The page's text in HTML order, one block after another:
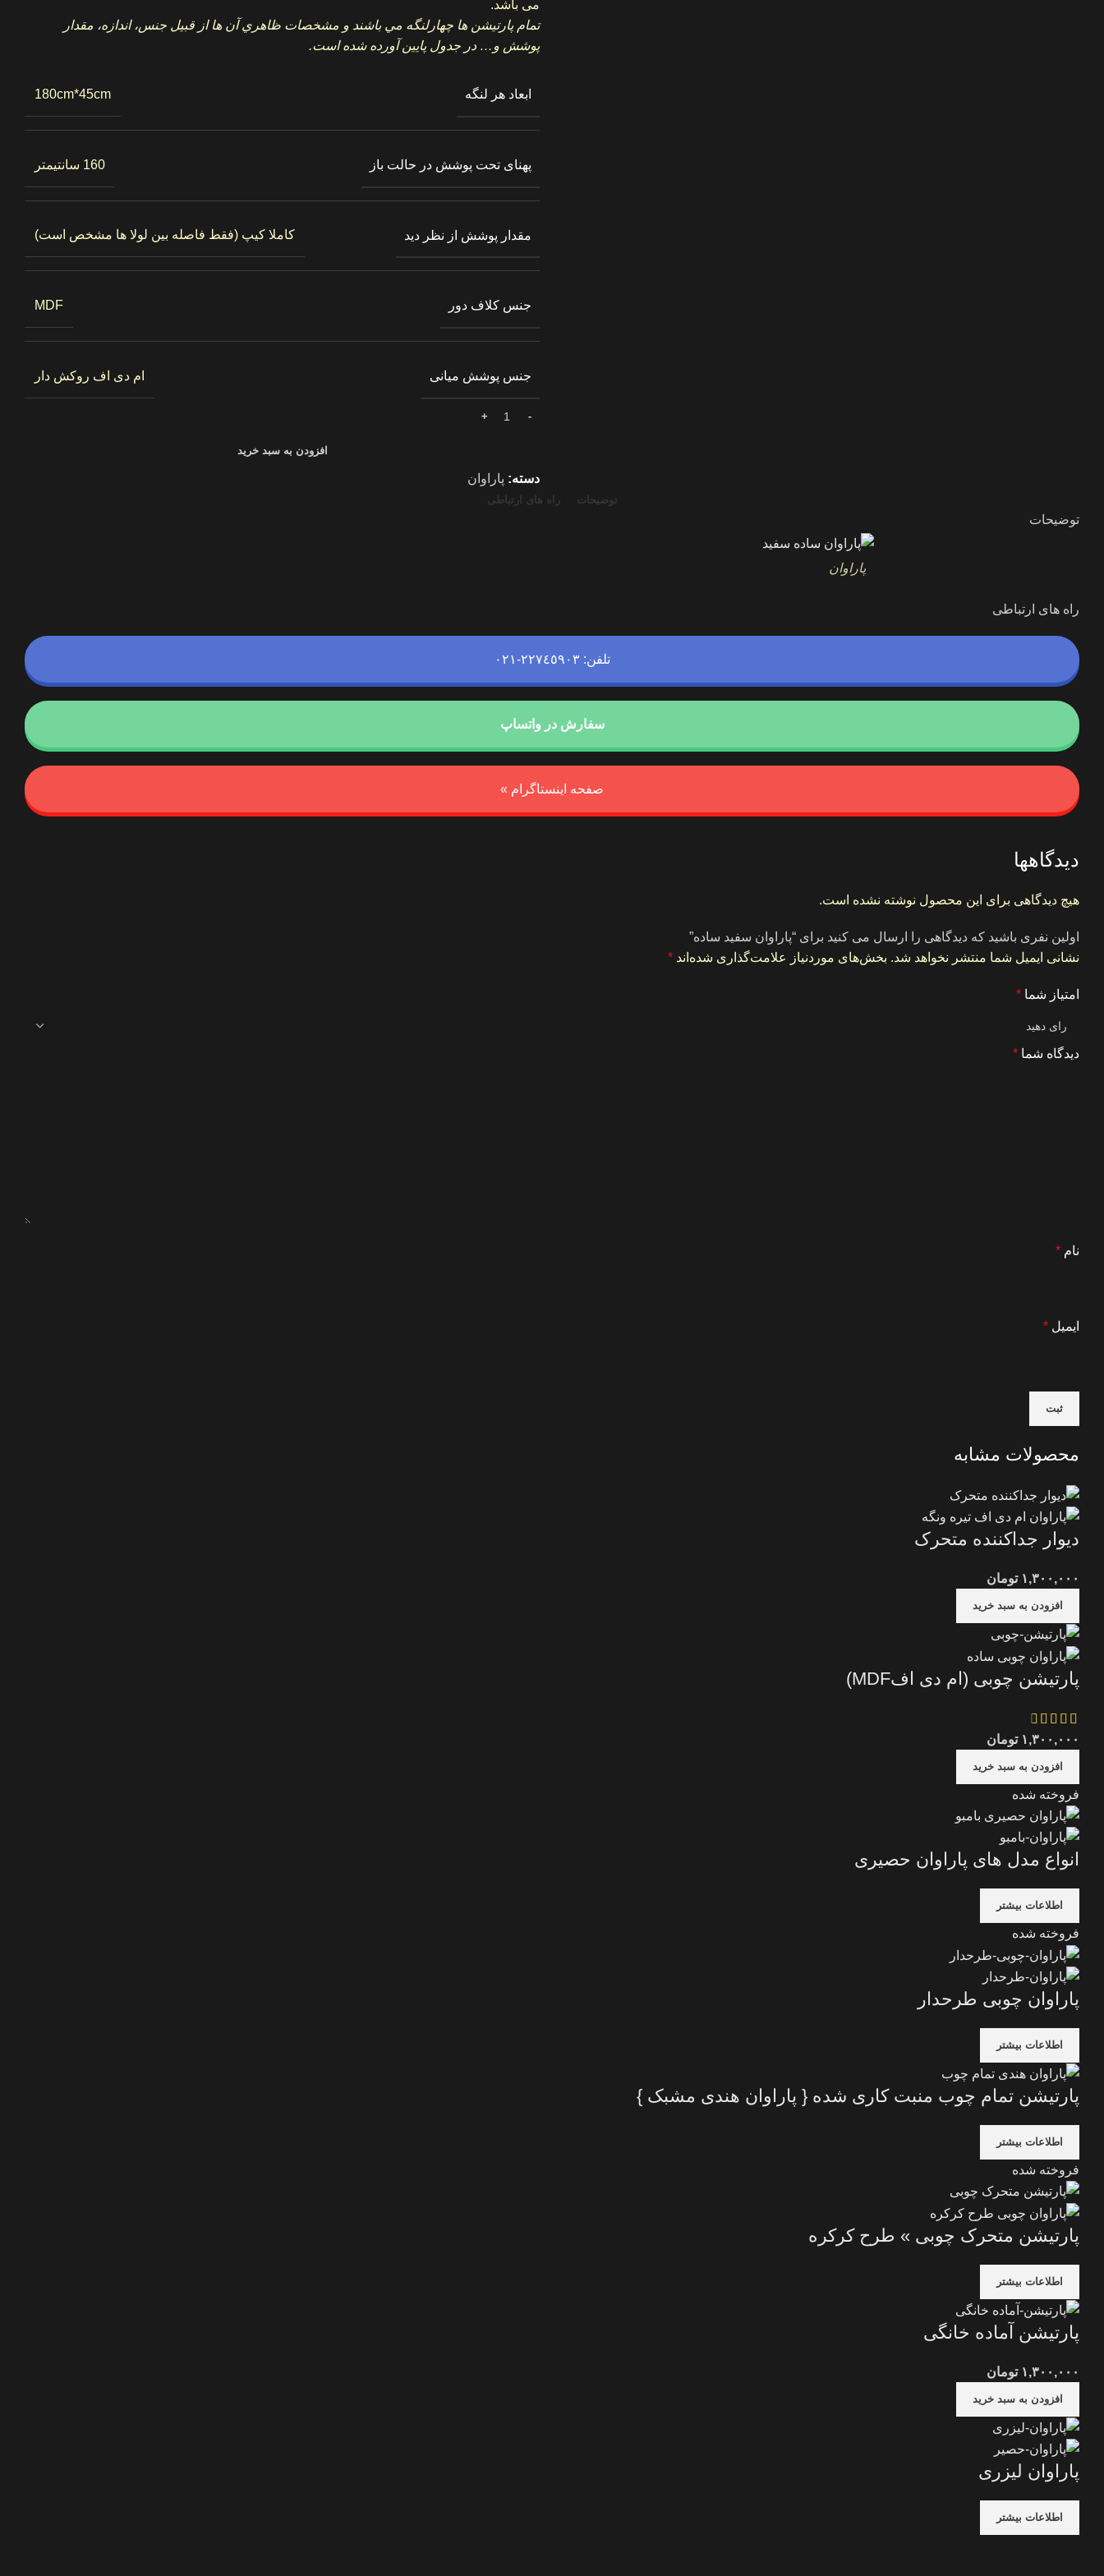
می باشد.
تمام پارتیشن ها چهارلنگه مي باشند و مشخصات ظاهري آن ها از قبيل جنس، اندازه، مقدار
پوشش و… در جدول پايين آورده شده است.
ابعاد هر لنگه 180cm*45cm
پهنای تحت پوشش در حالت باز 160 سانتیمتر
مقدار پوشش از نظر دید کاملا کیپ (فقط فاصله بین لولا ها مشخص است)
جنس کلاف دور MDF
جنس پوشش میانی ام دی اف روکش دار
افزودن به سبد خرید
دسته: پاراوان
توضیحات راه های ارتباطی
توضیحات
پاراوان
راه های ارتباطی
تلفن: ۲۲۷٤٥٩٠٣-٠٢١
سفارش در واتساپ
صفحه اینستاگرام »
دیدگاهها
هیچ دیدگاهی برای این محصول نوشته نشده است.
اولین نفری باشید که دیدگاهی را ارسال می کنید برای “پاراوان سفید ساده”
نشانی ایمیل شما منتشر نخواهد شد. بخش‌های موردنیاز علامت‌گذاری شده‌اند *
امتیاز شما *
دیدگاه شما *
نام *
ایمیل *
محصولات مشابه
دیوار جداکننده متحرک
۱,۳۰۰,۰۰۰ تومان
افزودن به سبد خرید
پارتیشن چوبی (ام دی افMDF)
۱,۳۰۰,۰۰۰ تومان
افزودن به سبد خرید
فروخته شده
انواع مدل های پاراوان حصیری
اطلاعات بیشتر
فروخته شده
پاراوان چوبی طرحدار
اطلاعات بیشتر
پارتیشن تمام چوب منبت کاری شده { پاراوان هندی مشبک }
اطلاعات بیشتر
فروخته شده
پارتیشن متحرک چوبی » طرح کرکره
اطلاعات بیشتر
پارتیشن آماده خانگی
۱,۳۰۰,۰۰۰ تومان
افزودن به سبد خرید
پاراوان لیزری
اطلاعات بیشتر